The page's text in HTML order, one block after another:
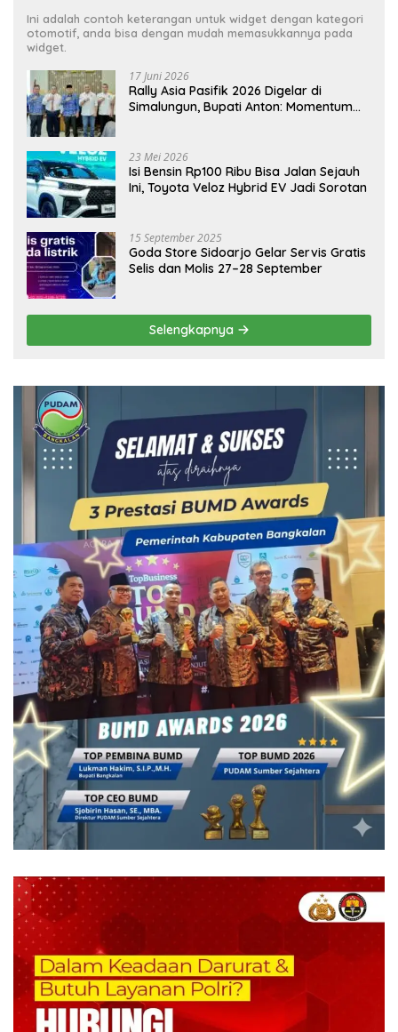
Ini adalah contoh keterangan untuk widget dengan kategori
otomotif, anda bisa dengan mudah memasukkannya pada
widget.
17 Juni 2026
Rally Asia Pasifik 2026 Digelar di
Simalungun, Bupati Anton: Momentum
23 Mei 2026
Isi Bensin Rp100 Ribu Bisa Jalan Sejauh
Ini, Toyota Veloz Hybrid EV Jadi Sorotan
15 September 2025
Goda Store Sidoarjo Gelar Servis Gratis
Selis dan Molis 27–28 September
Selengkapnya